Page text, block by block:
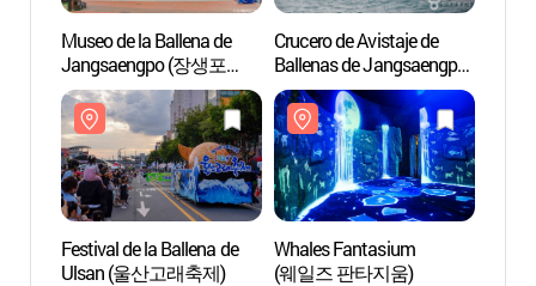
Museo de la Ballena de
Jangsaengpo (장생포
고래박물관)
Crucero de Avistaje de
Ballenas de Jangsaengpo
(장생포 고래바다여행선)
Festival de la Ballena de
Ulsan (울산고래축제)
Whales Fantasium
(웨일즈 판타지움)